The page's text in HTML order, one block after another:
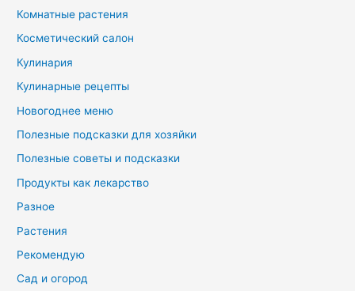
Комнатные растения
Косметический салон
Кулинария
Кулинарные рецепты
Новогоднее меню
Полезные подсказки для хозяйки
Полезные советы и подсказки
Продукты как лекарство
Разное
Растения
Рекомендую
Сад и огород